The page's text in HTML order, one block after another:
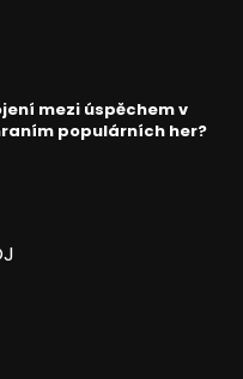
mezi úspěchem v
populárních her?